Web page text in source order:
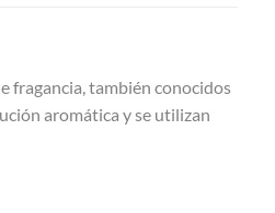
fragancia, también conocidos
aromática y se utilizan